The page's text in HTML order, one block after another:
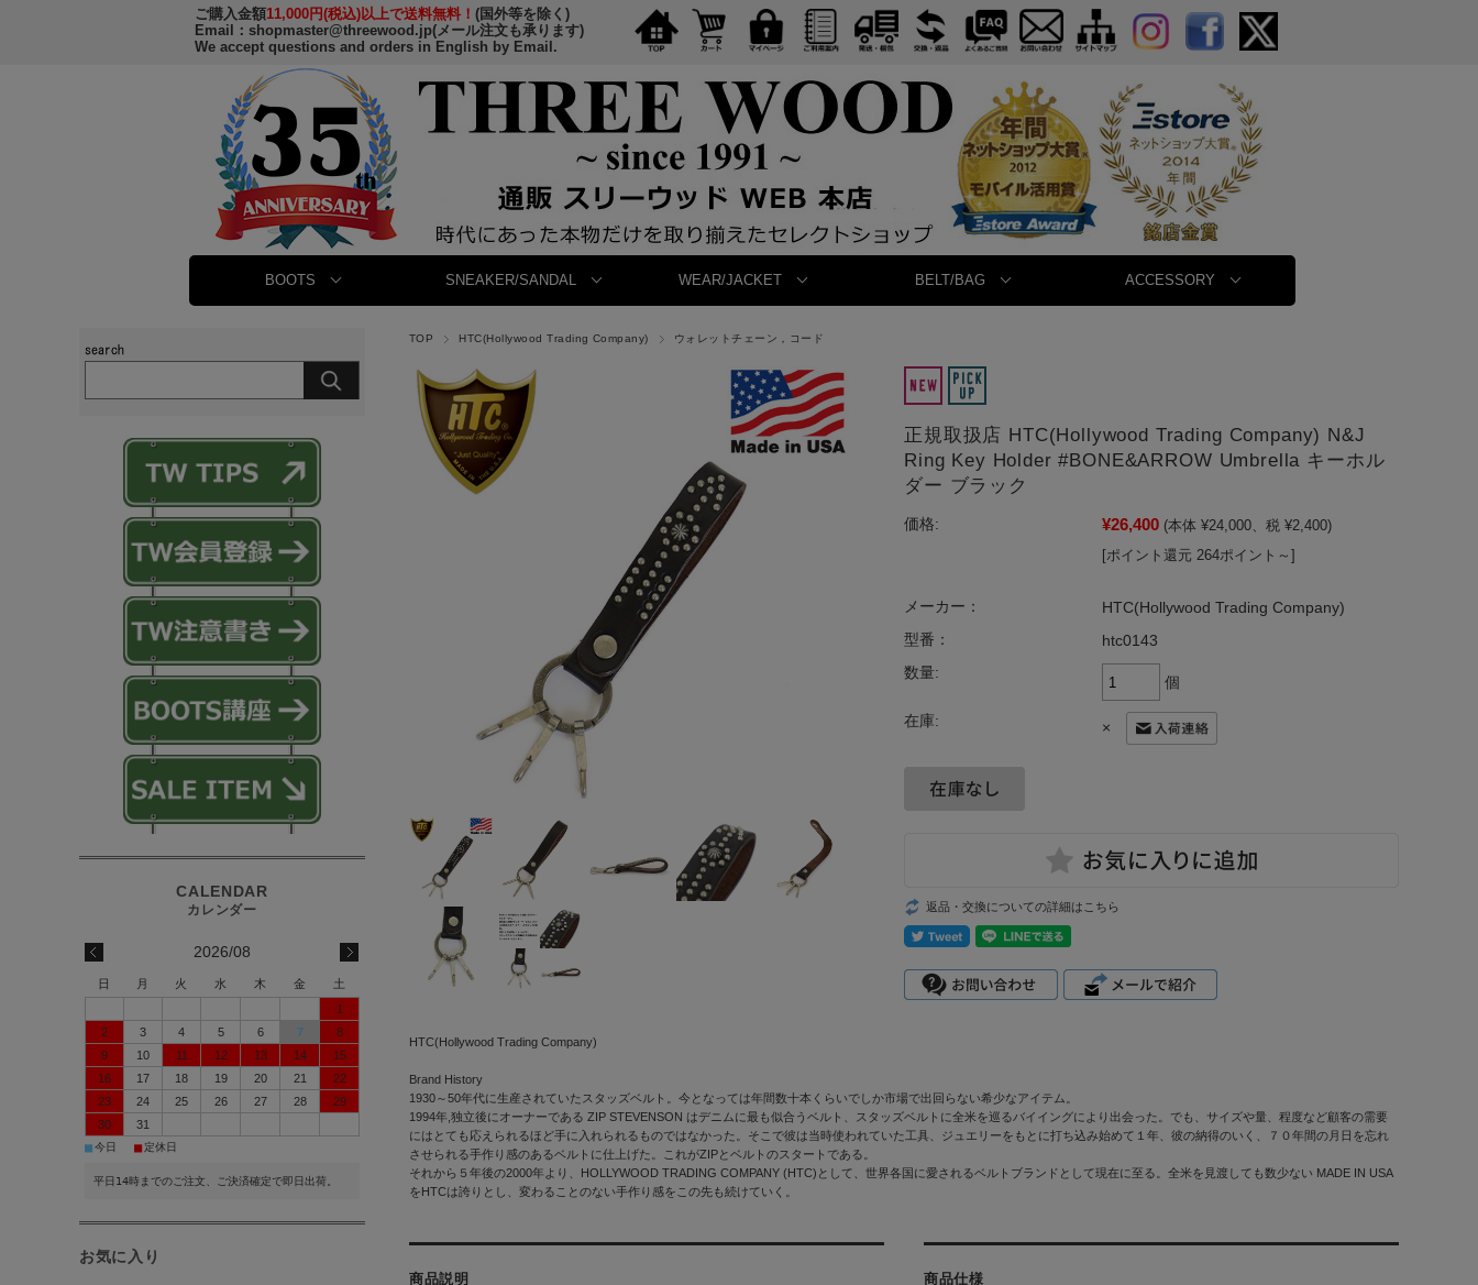
ご購入金額11,000円(税込)以上で送料無料！ (国外等を除く)
Email： shopmaster@threewood.jp(メール注文も承ります)
We accept questions and orders in English by Email.
BOOTS SNEAKER/SANDAL WEAR/JACKET BELT/BAG ACCESSORY
TOP HTC(Hollywood Trading Company) ウォレットチェーン，コード
正規取扱店 HTC(Hollywood Trading Company) N&J
Ring Key Holder #BONE&ARROW Umbrella キーホル
ダー ブラック
価格: ¥26,400 (本体 ¥24,000、税 ¥2,400)
[ポイント還元 264ポイント～]
メーカー：
HTC(Hollywood Trading Company)
型番：
htc0143
数量:
個
在庫: ×
返品・交換についての詳細はこちら
HTC(Hollywood Trading Company)
Brand History
1930～50年代に生産されていたスタッズベルト。今となっては年間数十本くらいでしか市場で出回らない希少なアイテム。
1994年,独立後にオーナーである ZIP STEVENSON はデニムに最も似合うベルト、スタッズベルトに全米を巡るバイイングにより出会った。でも、サイズや量、程度など顧客の需要
にはとても応えられるほど手に入れられるものではなかった。そこで彼は当時使われていた工具、ジュエリーをもとに打ち込み始めて１年、彼の納得のいく、７０年間の月日を忘れ
させられる手作り感のあるベルトに仕上げた。これがZIPとベルトのスタートである。
それから５年後の2000年より、HOLLYWOOD TRADING COMPANY (HTC)として、世界各国に愛されるベルトブランドとして現在に至る。全米を見渡しても数少ない MADE IN USA
をHTCは誇りとし、変わることのない手作り感をこの先も続けていく。
商品説明 商品仕様
2026/08
日 月 火 水 木 金
土
1
2
3 4 5 6 7
8
9
10 11 12 13 14
15
16
17 18 19 20 21
22
23
24 25 26 27 28
29
30
31
■今日 ■ 定休日
平日14時までのご注文、ご決済確定で即日出荷。
お気に入り